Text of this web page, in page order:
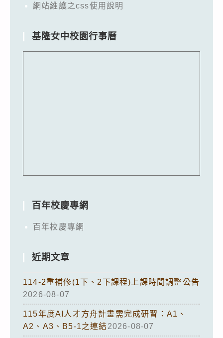
網站維護之css使用說明
基隆女中校園行事曆
百年校慶專網
百年校慶專網
近期文章
114-2重補修(1下、2下課程)上課時間調整公告
2026-08-07
115年度AI人才方舟計畫需完成研習：A1、
A2、A3、B5-1之連結2026-08-07